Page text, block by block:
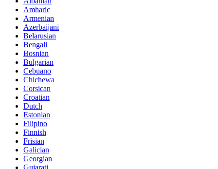
Amharic
Armenian
Azerbaijani
Belarusian
Bengali
Bosnian
Bulgarian
Cebuano
Chichewa
Corsican
Croatian
Dutch
Estonian
Filipino
Finnish
Frisian
Galician
Georgian
Gujarati